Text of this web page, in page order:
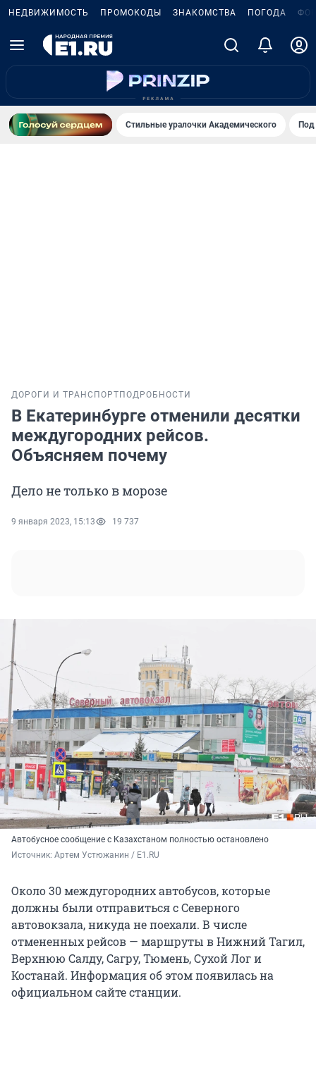
НЕДВИЖИМОСТЬ ПРОМОКОДЫ ЗНАКОМСТВА ПОГОДА
Стильные уралочки Академического
ДОРОГИ И ТРАНСПОРТ ПОДРОБНОСТИ
В Екатеринбурге отменили десятки
междугородних рейсов.
Объясняем почему
Дело не только в морозе
9 января 2023, 15:13 19 737
Автобусное сообщение с Казахстаном полностью остановлено
Источник: Артем Устюжанин / E1.RU
Около 30 междугородних автобусов, которые
должны были отправиться с Северного
автовокзала, никуда не поехали. В числе
отмененных рейсов — маршруты в Нижний Тагил,
Верхнюю Салду, Сагру, Тюмень, Сухой Лог и
Костанай. Информация об этом появилась на
официальном сайте станции.